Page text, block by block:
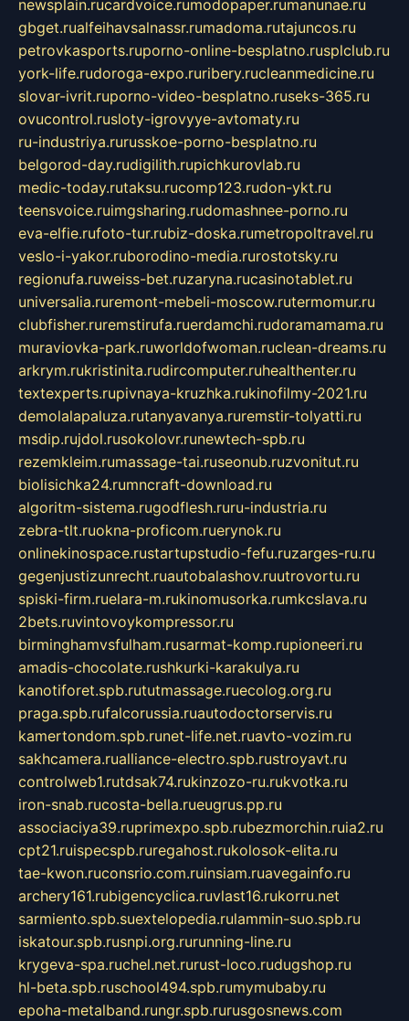
newsplain.rucardvoice.rumodopaper.rumanunae.ru
gbget.rualfeihavsalnassr.rumadoma.rutajuncos.ru
petrovkasports.ruporno-online-besplatno.rusplclub.ru
york-life.rudoroga-expo.ruribery.rucleanmedicine.ru
slovar-ivrit.ruporno-video-besplatno.ruseks-365.ru
ovucontrol.rusloty-igrovyye-avtomaty.ru
ru-industriya.rurusskoe-porno-besplatno.ru
belgorod-day.rudigilith.rupichkurovlab.ru
medic-today.rutaksu.rucomp123.rudon-ykt.ru
teensvoice.ruimgsharing.rudomashnee-porno.ru
eva-elfie.rufoto-tur.rubiz-doska.rumetropoltravel.ru
veslo-i-yakor.ruborodino-media.rurostotsky.ru
regionufa.ruweiss-bet.ruzaryna.rucasinotablet.ru
universalia.ruremont-mebeli-moscow.rutermomur.ru
clubfisher.ruremstirufa.ruerdamchi.rudoramamama.ru
muraviovka-park.ruworldofwoman.ruclean-dreams.ru
arkrym.rukristinita.rudircomputer.ruhealthenter.ru
textexperts.rupivnaya-kruzhka.rukinofilmy-2021.ru
demolalapaluza.rutanyavanya.ruremstir-tolyatti.ru
msdip.rujdol.rusokolovr.runewtech-spb.ru
rezemkleim.rumassage-tai.ruseonub.ruzvonitut.ru
biolisichka24.rumncraft-download.ru
algoritm-sistema.rugodflesh.ruru-industria.ru
zebra-tlt.ruokna-proficom.ruerynok.ru
onlinekinospace.rustartupstudio-fefu.ruzarges-ru.ru
gegenjustizunrecht.ruautobalashov.ruutrovortu.ru
spiski-firm.ruelara-m.rukinomusorka.rumkcslava.ru
2bets.ruvintovoykompressor.ru
birminghamvsfulham.rusarmat-komp.rupioneeri.ru
amadis-chocolate.rushkurki-karakulya.ru
kanotiforet.spb.rututmassage.ruecolog.org.ru
praga.spb.rufalcorussia.ruautodoctorservis.ru
kamertondom.spb.runet-life.net.ruavto-vozim.ru
sakhcamera.rualliance-electro.spb.rustroyavt.ru
controlweb1.rutdsak74.rukinzozo-ru.rukvotka.ru
iron-snab.rucosta-bella.rueugrus.pp.ru
associaciya39.ruprimexpo.spb.rubezmorchin.ruia2.ru
cpt21.ruispecspb.ruregahost.rukolosok-elita.ru
tae-kwon.ruconsrio.com.ruinsiam.ruavegainfo.ru
archery161.rubigencyclica.ruvlast16.rukorru.net
sarmiento.spb.suextelopedia.rulammin-suo.spb.ru
iskatour.spb.rusnpi.org.rurunning-line.ru
krygeva-spa.ruchel.net.rurust-loco.rudugshop.ru
hl-beta.spb.ruschool494.spb.rumymubaby.ru
epoha-metalband.rungr.spb.rurusgosnews.com